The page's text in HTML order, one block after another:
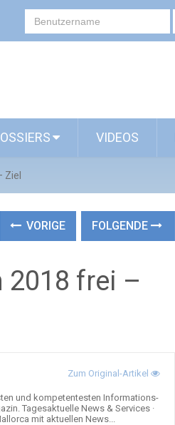
VIDEOS
Ziel
VORIGE FOLGENDE
2018 frei –
Zum Original-Artikel
und kompetentesten Informations-
Tagesaktuelle News & Services ·
mit aktuellen News...